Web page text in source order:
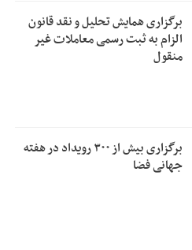
برگزاری همایش تحلیل و نقد قانون
الزام به ثبت رسمی معاملات غیر
منقول
برگزاری بیش از ۳۰۰ رویداد در هفته
جهانی فضا